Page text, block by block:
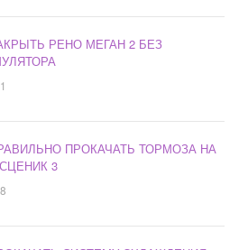
РЕНО МЕГАН 2 БЕЗ
ПРОКАЧАТЬ ТОРМОЗА НА
3